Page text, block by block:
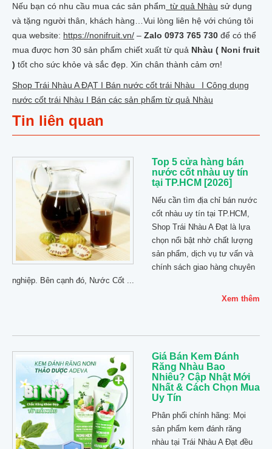
Nếu bạn có nhu cầu mua các sản phẩm từ quả Nhàu sử dụng
và tặng người thân, khách hàng…Vui lòng liên hệ với chúng tôi
qua website: https://nonifruit.vn/ – Zalo 0973 765 730 để có thể
mua được hơn 30 sản phẩm chiết xuất từ quả Nhàu ( Noni fruit
) tốt cho sức khỏe và sắc đẹp. Xin chân thành cảm ơn!
Shop Trái Nhàu A ĐẠT I Bán nước cốt trái Nhàu I Công dụng
nước cốt trái Nhàu I Bán các sản phẩm từ quả Nhàu
Tin liên quan
Top 5 cửa hàng bán
nước cốt nhàu uy tín
tại TP.HCM [2026]
Nếu cần tìm địa chỉ bán nước
cốt nhàu uy tín tại TP.HCM,
Shop Trái Nhàu A Đạt là lựa
chọn nổi bật nhờ chất lượng
sản phẩm, dịch vụ tư vấn và
chính sách giao hàng chuyên
nghiệp. Bên cạnh đó, Nước Cốt ...
Xem thêm
Giá Bán Kem Đánh
Răng Nhàu Bao
Nhiêu? Cập Nhật Mới
Nhất & Cách Chọn Mua
Uy Tín
Phân phối chính hãng: Mọi
sản phẩm kem đánh răng
nhàu tại Trái Nhàu A Đạt đều